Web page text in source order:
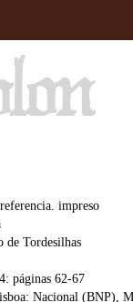
impreso
de Tordesilhas
páginas 62-67
Nacional (BNP),